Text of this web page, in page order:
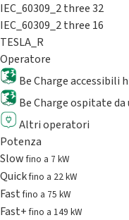
IEC_60309_2 three 32
IEC_60309_2 three 16
TESLA_R
Operatore
Be Charge accessibili
Be Charge ospitate
Altri operatori
Potenza
Slowfino a 7 kW
Quickfino a 22 kW
Fastfino a 75 kW
Fast+fino a 149 kW